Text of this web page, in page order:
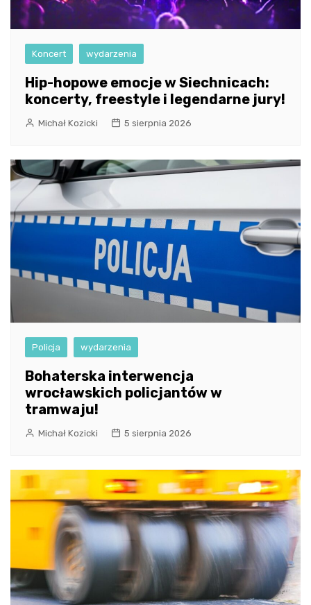
Koncert wydarzenia
Hip-hopowe emocje w Siechnicach:
koncerty, freestyle i legendarne jury!
Michał Kozicki 5 sierpnia 2026
Policja wydarzenia
Bohaterska interwencja
wrocławskich policjantów w
tramwaju!
Michał Kozicki 5 sierpnia 2026